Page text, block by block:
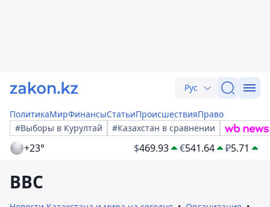
Рус
ПолитикаМирФинансыСтатьиПроисшествияПраво
#Выборы в Курултай
#Казахстан в сравнении
+23° $469.93 €541.64 ₽5.71
ВВС